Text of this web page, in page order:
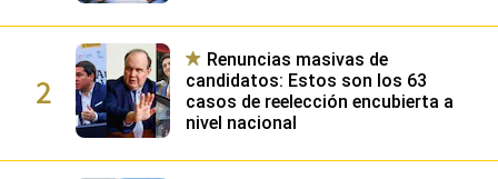
emocional
2
Renuncias masivas de
candidatos: Estos son los 63
casos de reelección encubierta a
nivel nacional